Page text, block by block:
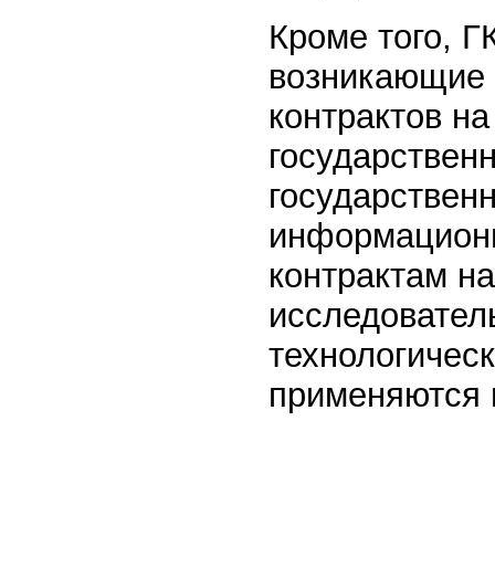
Кроме того,
возникающие
контрактов
контрактам
применяются